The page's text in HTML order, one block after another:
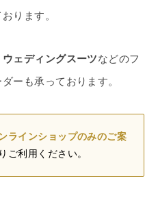
ります。
ェディングスーツなどのフ
ーも承っております。
ラインショップのみのご案
ご利用ください。